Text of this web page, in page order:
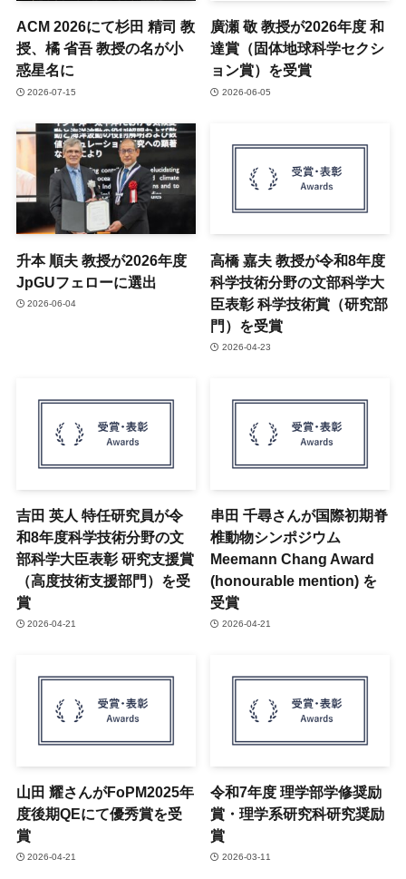
ACM 2026にて杉田 精司 教
授、橘 省吾 教授の名が小
惑星名に
2026-07-15
廣瀬 敬 教授が2026年度 和
達賞（固体地球科学セクシ
ョン賞）を受賞
2026-06-05
升本 順夫 教授が2026年度
JpGUフェローに選出
2026-06-04
高橋 嘉夫 教授が令和8年度
科学技術分野の文部科学大
臣表彰 科学技術賞（研究部
門）を受賞
2026-04-23
吉田 英人 特任研究員が令
和8年度科学技術分野の文
部科学大臣表彰 研究支援賞
（高度技術支援部門）を受
賞
2026-04-21
串田 千尋さんが国際初期脊
椎動物シンポジウム
Meemann Chang Award
(honourable mention) を
受賞
2026-04-21
山田 耀さんがFoPM2025年
度後期QEにて優秀賞を受
賞
2026-04-21
令和7年度 理学部学修奨励
賞・理学系研究科研究奨励
賞
2026-03-11